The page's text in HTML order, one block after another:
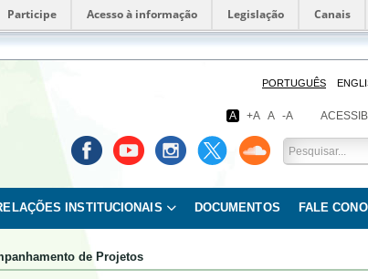
Participe Acesso à informação Legislação Canais
PORTUGUÊS
A +A A -A
INSTITUCIONAIS DOCUMENTOS FALE
de Projetos